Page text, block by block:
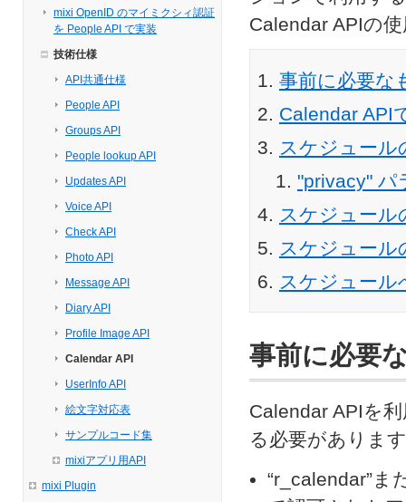
mixi OpenID のマイミクシィ認証
を People API で実装
技術仕様
API共通仕様
People API
Groups API
People lookup API
Updates API
Voice API
Check API
Photo API
Message API
Diary API
Profile Image API
Calendar API
UserInfo API
絵文字対応表
サンプルコード集
mixiアプリ用API
mixi Plugin
Calendar APIの
事前に必要な
Calendar API
スケジュール
"privacy" パ
スケジュール
スケジュール
スケジュール
事前に必要
Calendar APIを
る必要がありま
“r_calendar”ま